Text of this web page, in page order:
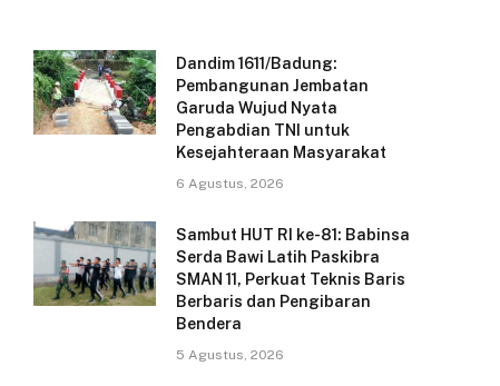
c
e
b
k
itt
er
ai ar
e
Dandim 1611/Badung:
Pembangunan Jembatan
Garuda Wujud Nyata
Pengabdian TNI untuk
Kesejahteraan Masyarakat
6 Agustus, 2026
Sambut HUT RI ke-81: Babinsa
Serda Bawi Latih Paskibra
SMAN 11, Perkuat Teknis Baris
Berbaris dan Pengibaran
Bendera
5 Agustus, 2026